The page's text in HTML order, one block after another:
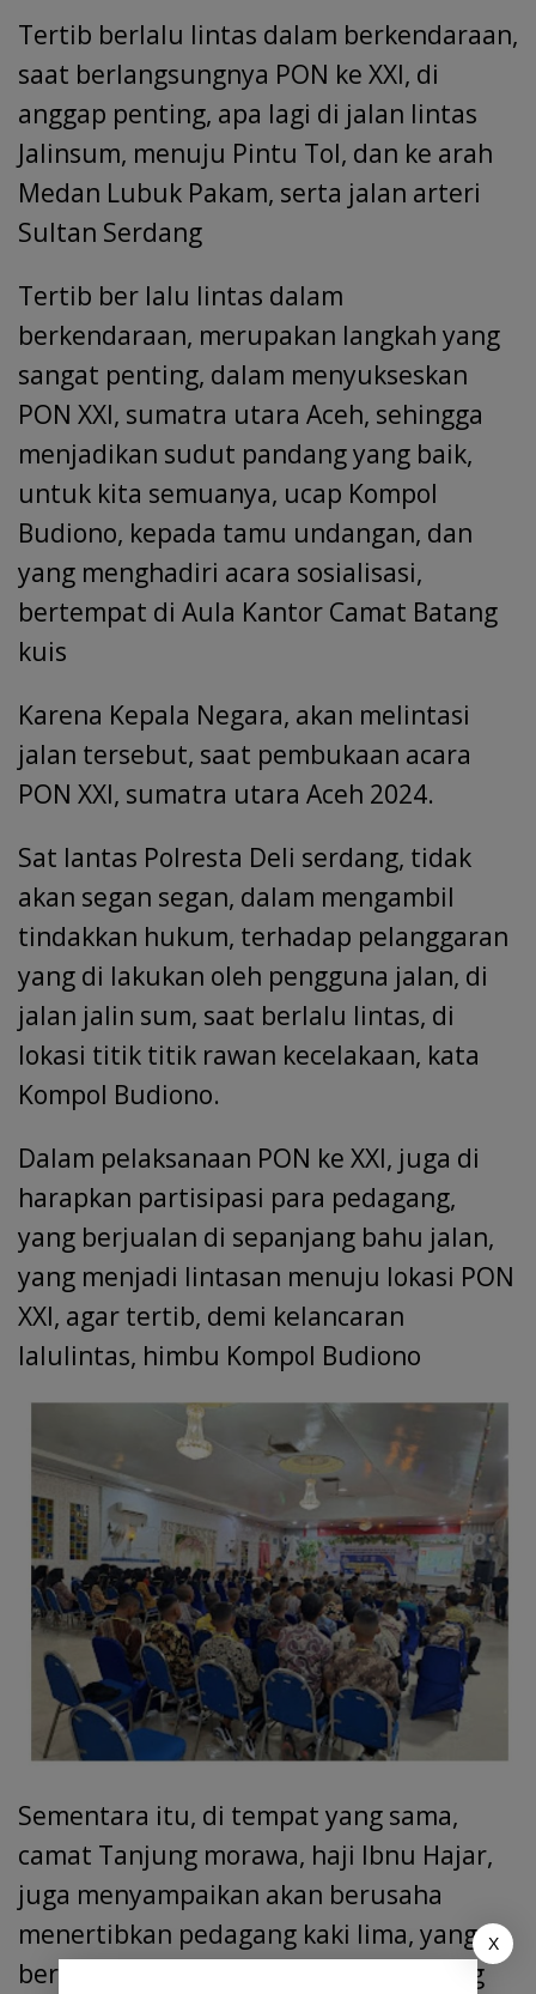
Tertib berlalu lintas dalam berkendaraan,
saat berlangsungnya PON ke XXI, di
anggap penting, apa lagi di jalan lintas
Jalinsum, menuju Pintu Tol, dan ke arah
Medan Lubuk Pakam, serta jalan arteri
Sultan Serdang
Tertib ber lalu lintas dalam
berkendaraan, merupakan langkah yang
sangat penting, dalam menyukseskan
PON XXI, sumatra utara Aceh, sehingga
menjadikan sudut pandang yang baik,
untuk kita semuanya, ucap Kompol
Budiono, kepada tamu undangan, dan
yang menghadiri acara sosialisasi,
bertempat di Aula Kantor Camat Batang
kuis
Karena Kepala Negara, akan melintasi
jalan tersebut, saat pembukaan acara
PON XXI, sumatra utara Aceh 2024.
Sat lantas Polresta Deli serdang, tidak
akan segan segan, dalam mengambil
tindakkan hukum, terhadap pelanggaran
yang di lakukan oleh pengguna jalan, di
jalan jalin sum, saat berlalu lintas, di
lokasi titik titik rawan kecelakaan, kata
Kompol Budiono.
Dalam pelaksanaan PON ke XXI, juga di
harapkan partisipasi para pedagang,
yang berjualan di sepanjang bahu jalan,
yang menjadi lintasan menuju lokasi PON
XXI, agar tertib, demi kelancaran
lalulintas, himbu Kompol Budiono
Sementara itu, di tempat yang sama,
camat Tanjung morawa, haji Ibnu Hajar,
juga menyampaikan akan berusaha
menertibkan pedagang kaki lima, yang
berdagang, dan berjualan di sepanjang
X